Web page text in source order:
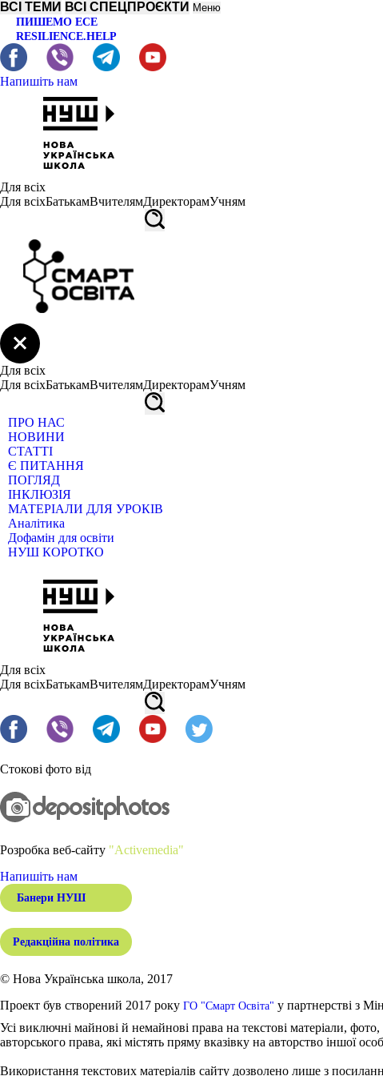
ВСІ ТЕМИ ВСІ СПЕЦПРОЄКТИ Меню
ПИШЕМО ЕСЕ
RESILIENCE.HELP
Напишіть нам
Для всіх
Для всіхБатькамВчителямДиректорамУчням
Для всіх
Для всіхБатькамВчителямДиректорамУчням
ПРО НАС
НОВИНИ
СТАТТІ
Є ПИТАННЯ
ПОГЛЯД
ІНКЛЮЗІЯ
МАТЕРІАЛИ ДЛЯ УРОКІВ
Аналітика
Дофамін для освіти
НУШ КОРОТКО
Для всіх
Для всіхБатькамВчителямДиректорамУчням
Стокові фото від
Розробка веб-сайту "Activemedia"
Напишіть нам
Банери НУШ
Редакційна політика
© Нова Українська школа, 2017
Проект був створений 2017 року ГО "Смарт Освіта" у партнерстві з
Усі виключні майнові й немайнові права на текстові матеріали,
авторського права, які містять пряму вказівку на авторство іншої
Використання текстових матеріалів сайту дозволено лише з